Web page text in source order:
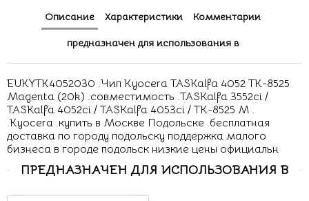
Описание Характеристики Комментарии
предназначен для использования в
EUKYTK4052030 .Чип Kyocera TASKalfa 4052 TK-8525
Magenta (20k) .совместимость .TASKalfa 3552ci /
TASKalfa 4052ci / TASKalfa 4053ci / TK-8525 M .
.Kyocera .купить в Москве Подольске .бесплатная
доставка по городу подольску поддержка малого
бизнеса в городе подольск низкие цены официальн
ПРЕДНАЗНАЧЕН ДЛЯ ИСПОЛЬЗОВАНИЯ В